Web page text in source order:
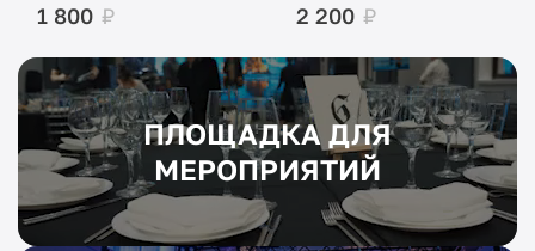
1 800 ₽
ПЛОЩАДКА ДЛЯ
МЕРОПРИЯТИЙ
2 200 ₽